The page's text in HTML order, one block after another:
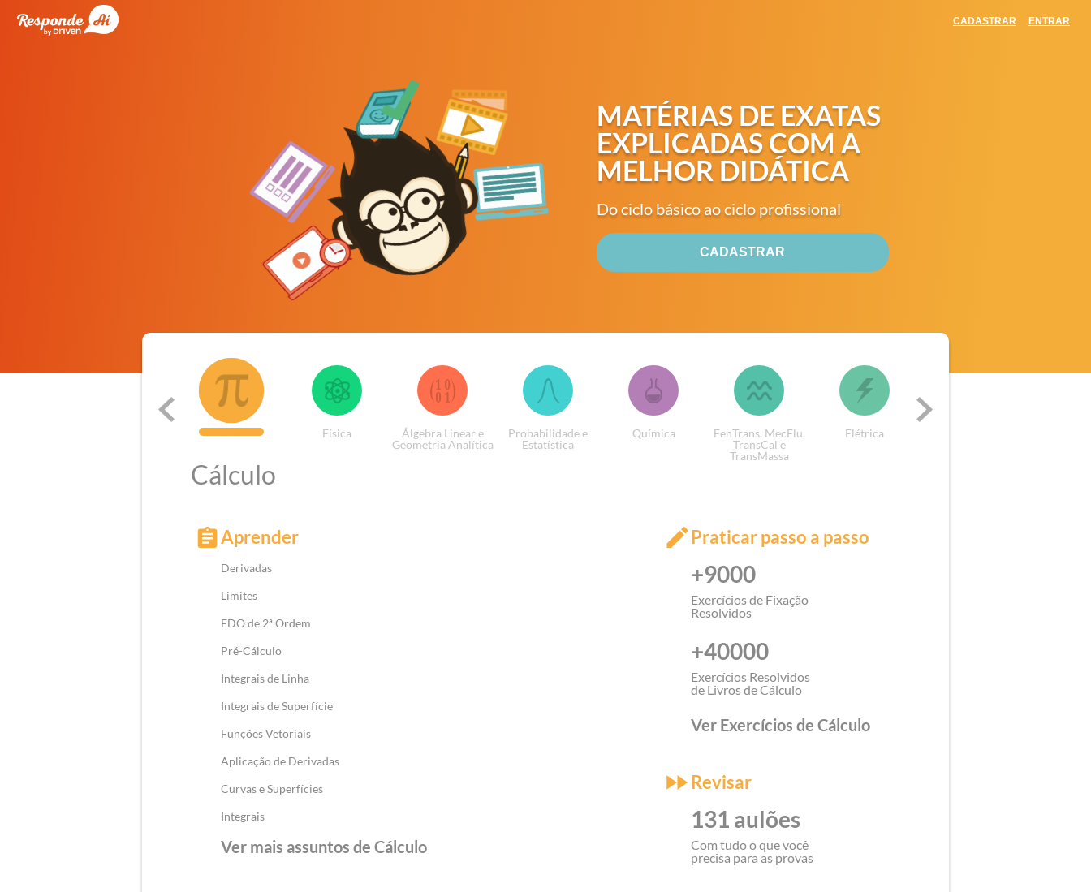
CADASTRAR ENTRAR
MATÉRIAS DE EXATAS
EXPLICADAS COM A
MELHOR DIDÁTICA
Do ciclo básico ao ciclo profissional
CADASTRAR
Cálculo Física
Álgebra Linear e
Geometria Analítica
Probabilidade e
Estatística
Química
FenTrans, MecFlu,
TransCal e
TransMassa
Elétrica
Cálculo
Aprender
Derivadas
Limites
EDO de 2ª Ordem
Pré-Cálculo
Integrais de Linha
Integrais de Superfície
Funções Vetoriais
Aplicação de Derivadas
Curvas e Superfícies
Integrais
Ver mais assuntos de Cálculo
Praticar passo a passo
+9000
Exercícios de Fixação
Resolvidos
+40000
Exercícios Resolvidos
de Livros de Cálculo
Ver Exercícios de Cálculo
Revisar
131 aulões
Com tudo o que você
precisa para as provas